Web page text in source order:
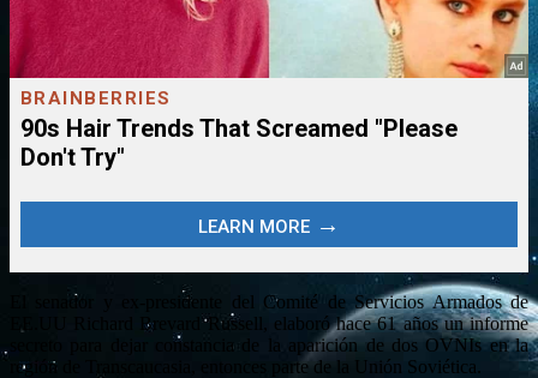
El senador y ex-presidente del Comité de Servicios Armados de
EE.UU Richard Brevard Russell, elaboró hace 61 años un informe
secreto para dejar constancia de la aparición de dos OVNIs en la
región de Transcaucasia, entonces parte de la Unión Soviética.